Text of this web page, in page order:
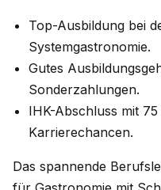
Top-Ausbildung bei
Systemgastronomie.
Gutes
Sonderzahlungen.
IHK-Abschluss mit
Karrierechancen.
Das spannende